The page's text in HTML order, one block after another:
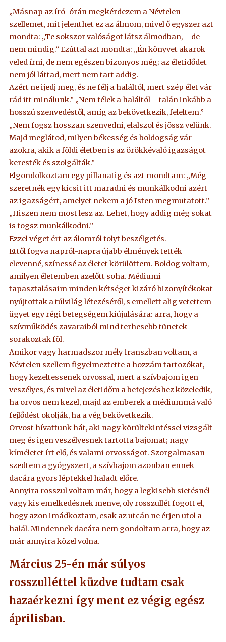
„Másnap az író-órán megkérdezem a Névtelen
szellemet, mit jelenthet ez az álmom, mivel ő egyszer azt
mondta: „Te sokszor valóságot látsz álmodban, – de
nem mindig.” Ezúttal azt mondta: „Én könyvet akarok
veled írni, de nem egészen bizonyos még; az életidődet
nem jól láttad, mert nem tart addig.
Azért ne ijedj meg, és ne félj a haláltól, mert szép élet vár
rád itt minálunk.” „Nem félek a haláltól – talán inkább a
hosszú szenvedéstől, amíg az bekövetkezik, feleltem.”
„Nem fogsz hosszan szenvedni, elalszol és jössz velünk.
Majd meglátod, milyen békesség és boldogság vár
azokra, akik a földi életben is az örökkévaló igazságot
keresték és szolgálták.”
Elgondolkoztam egy pillanatig és azt mondtam: „Még
szeretnék egy kicsit itt maradni és munkálkodni azért
az igazságért, amelyet nekem a jó Isten megmutatott.”
„Hiszen nem most lesz az. Lehet, hogy addig még sokat
is fogsz munkálkodni.”
Ezzel véget ért az álomról folyt beszélgetés.
Ettől fogva napról-napra újabb élmények tették
elevenné, színessé az életet körülöttem. Boldog voltam,
amilyen életemben azelőtt soha. Médiumi
tapasztalásaim minden kétséget kizáró bizonyítékokat
nyújtottak a túlvilág létezéséről, s emellett alig vetettem
ügyet egy régi betegségem kiújulására: arra, hogy a
szívműködés zavaraiból mind terhesebb tünetek
sorakoztak föl.
Amikor vagy harmadszor mély transzban voltam, a
Névtelen szellem figyelmeztette a hozzám tartozókat,
hogy kezeltessenek orvossal, mert a szívbajom igen
veszélyes, és mivel az életidőm a befejezéshez közeledik,
ha orvos nem kezel, majd az emberek a médiummá való
fejlődést okolják, ha a vég bekövetkezik.
Orvost hívattunk hát, aki nagy körültekintéssel vizsgált
meg és igen veszélyesnek tartotta bajomat; nagy
kíméletet írt elő, és valami orvosságot. Szorgalmasan
szedtem a gyógyszert, a szívbajom azonban ennek
dacára gyors léptekkel haladt előre.
Annyira rosszul voltam már, hogy a legkisebb sietésnél
vagy kis emelkedésnek menve, oly rosszullét fogott el,
hogy azon imádkoztam, csak az utcán ne érjen utol a
halál. Mindennek dacára nem gondoltam arra, hogy az
már annyira közel volna.
Március 25-én már súlyos
rosszulléttel küzdve tudtam csak
hazaérkezni így ment ez végig egész
áprilisban.